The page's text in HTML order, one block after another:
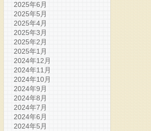
2025年6月
2025年5月
2025年4月
2025年3月
2025年2月
2025年1月
2024年12月
2024年11月
2024年10月
2024年9月
2024年8月
2024年7月
2024年6月
2024年5月